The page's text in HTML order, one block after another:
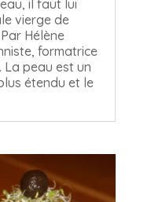
il faut lui
vierge de
Hélène
formatrice
La peau est un
étendu et le